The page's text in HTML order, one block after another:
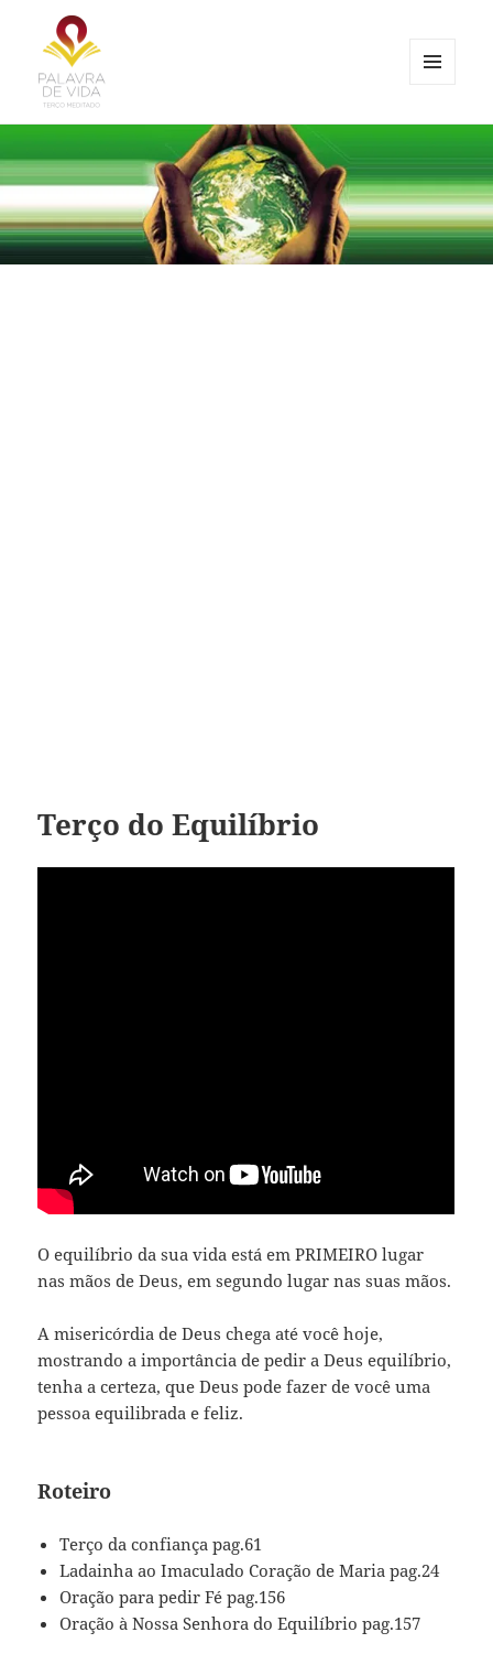
Palavra de Vida
WIDGETS
Terço do Equilíbrio
O equilíbrio da sua vida está em PRIMEIRO lugar
nas mãos de Deus, em segundo lugar nas suas mãos.
A misericórdia de Deus chega até você hoje,
mostrando a importância de pedir a Deus equilíbrio,
tenha a certeza, que Deus pode fazer de você uma
pessoa equilibrada e feliz.
Roteiro
Terço da confiança pag.61
Ladainha ao Imaculado Coração de Maria pag.24
Oração para pedir Fé pag.156
Oração à Nossa Senhora do Equilíbrio pag.157